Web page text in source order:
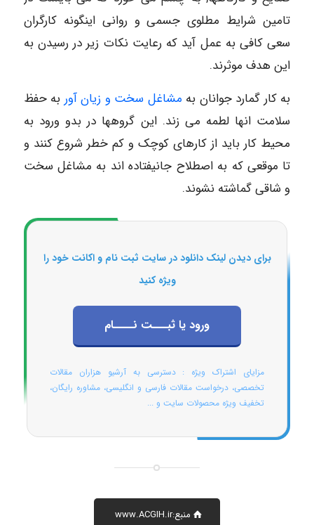
تامین شرایط مطلوی جسمی و روانی اینگونه کارگران
سعی کافی به عمل آید که رعایت نکات زیر در رسیدن به
این هدف موثرند.
به کار گمارد جوانان به مشاغل سخت و زیان آور به حفظ
سلامت انها لطمه می زند. این گروهها در بدو ورود به
محیط کار باید از کارهای کوچک و کم خطر شروع کنند و
تا موقعی که به اصطلاح جانیفتاده اند به مشاغل سخت
و شاقی گماشته نشوند.
برای دیدن لینک دانلود در سایت ثبت نام و اکانت خود را
ویژه کنید
ورود یا ثبـــت نــــام
مزایای اشتراک ویژه : دسترسی به آرشیو هزاران مقالات
تخصصی، درخواست مقالات فارسی و انگلیسی، مشاوره رایگان،
تخفیف ویژه محصولات سایت و ...
منبع:www.ACGIH.ir